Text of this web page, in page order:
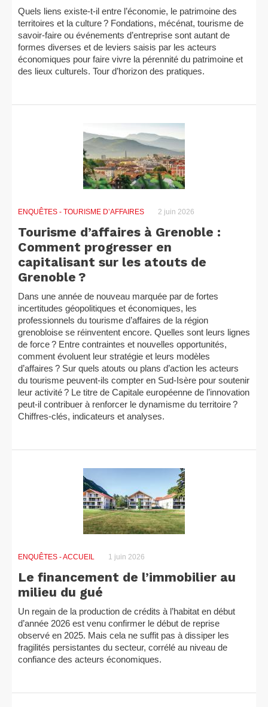
Quels liens existe-t-il entre l’économie, le patrimoine des
territoires et la culture ? Fondations, mécénat, tourisme de
savoir-faire ou événements d’entreprise sont autant de
formes diverses et de leviers saisis par les acteurs
économiques pour faire vivre la pérennité du patrimoine et
des lieux culturels. Tour d’horizon des pratiques.
ENQUÊTES - TOURISME D’AFFAIRES 2 juin 2026
Tourisme d’affaires à Grenoble :
Comment progresser en
capitalisant sur les atouts de
Grenoble ?
Dans une année de nouveau marquée par de fortes
incertitudes géopolitiques et économiques, les
professionnels du tourisme d’affaires de la région
grenobloise se réinventent encore. Quelles sont leurs lignes
de force ? Entre contraintes et nouvelles opportunités,
comment évoluent leur stratégie et leurs modèles
d’affaires ? Sur quels atouts ou plans d’action les acteurs
du tourisme peuvent-ils compter en Sud-Isère pour soutenir
leur activité ? Le titre de Capitale européenne de l’innovation
peut-il contribuer à renforcer le dynamisme du territoire ?
Chiffres-clés, indicateurs et analyses.
ENQUÊTES - ACCUEIL 1 juin 2026
Le financement de l’immobilier au
milieu du gué
Un regain de la production de crédits à l’habitat en début
d’année 2026 est venu confirmer le début de reprise
observé en 2025. Mais cela ne suffit pas à dissiper les
fragilités persistantes du secteur, corrélé au niveau de
confiance des acteurs économiques.